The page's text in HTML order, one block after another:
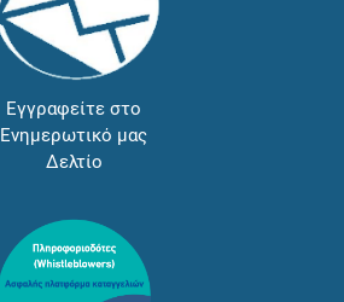
Εγγραφείτε στο
Ενημερωτικό μας
Δελτίο